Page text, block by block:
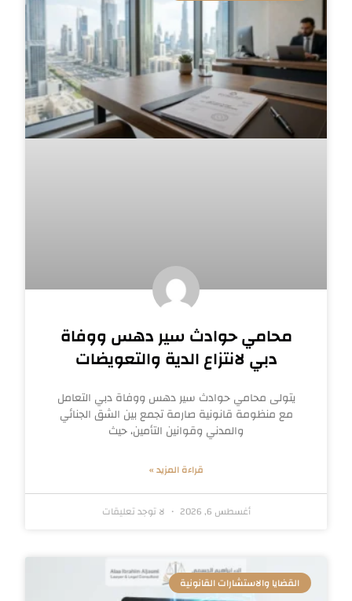
محامي حوادث سير دهس ووفاة
دبي لانتزاع الدية والتعويضات
يتولى محامي حوادث سير دهس ووفاة دبي التعامل
مع منظومة قانونية صارمة تجمع بين الشق الجنائي
والمدني وقوانين التأمين، حيث
قراءة المزيد »
أغسطس 6, 2026 لا توجد تعليقات
القضايا والاستشارات القانونية